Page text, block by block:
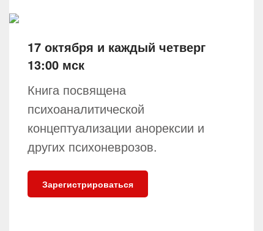
17 октября и каждый четверг
13:00 мск
Книга посвящена
психоаналитической
концептуализации анорексии и
других психоневрозов.
Зарегистрироваться